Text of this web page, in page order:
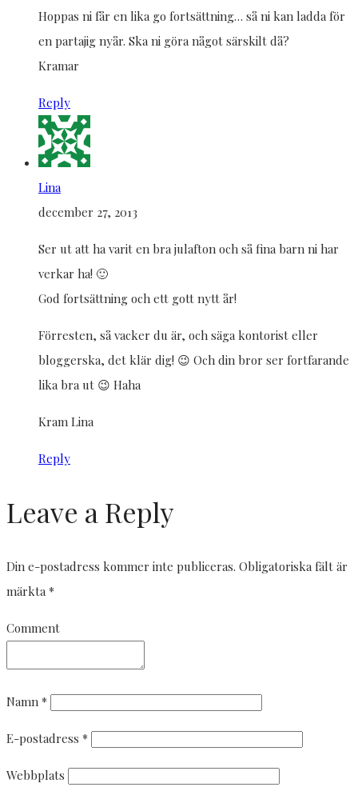
Hoppas ni får en lika go fortsättning… så ni kan ladda för
en partajig nyår. Ska ni göra något särskilt då?
Kramar
Reply
Lina
december 27, 2013
Ser ut att ha varit en bra julafton och så fina barn ni har
verkar ha! 🙂
God fortsättning och ett gott nytt år!
Förresten, så vacker du är, och säga kontorist eller
bloggerska, det klär dig! 😉 Och din bror ser fortfarande
lika bra ut 😉 Haha
Kram Lina
Reply
Leave a Reply
Din e-postadress kommer inte publiceras. Obligatoriska fält är
märkta *
Comment
Namn *
E-postadress *
Webbplats